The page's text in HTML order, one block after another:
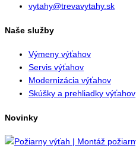
vytahy@trevavytahy.sk
Naše služby
Výmeny výťahov
Servis výťahov
Modernizácia výťahov
Skúšky a prehliadky výťahov
Novinky